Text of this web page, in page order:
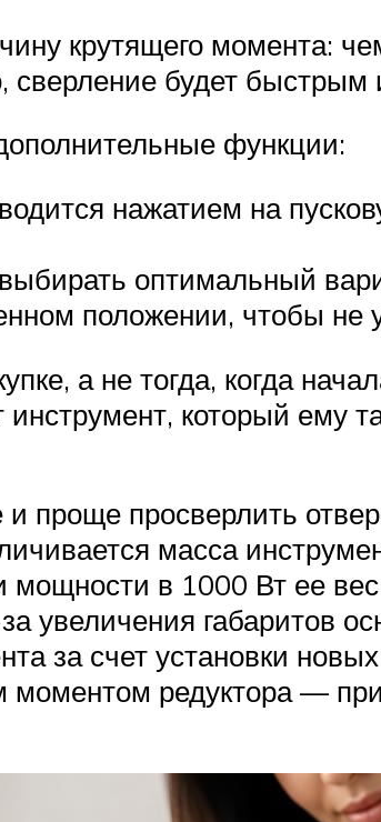
крутящего момента:
сверление будет
функции:
нажатием на
оптимальный
положении, чтобы не
а не тогда, когда
который ему
проще просверлить
масса
мощности в 1000 Вт ее
увеличения габаритов
за счет установки
редуктора —